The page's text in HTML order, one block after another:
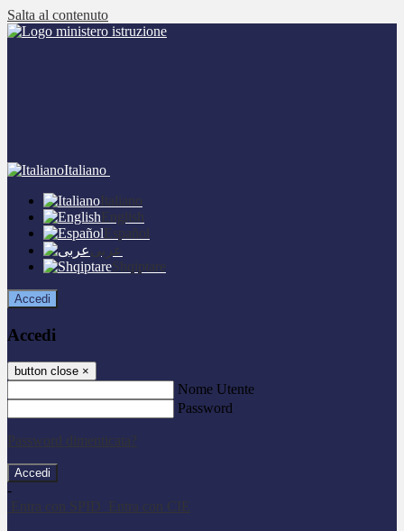
Salta al contenuto
Italiano
Italiano
English
Español
عربى
Shqiptare
Accedi
Accedi
button close ×
Nome Utente
Password
Password dimenticata?
-
Entra con SPID
Entra con CIE